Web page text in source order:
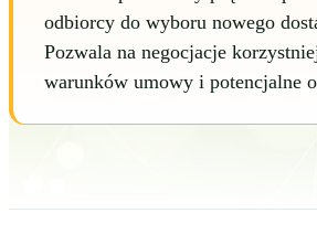
odbiorcy do wyboru nowego
Pozwala na negocjacje
warunków umowy i potencjalne